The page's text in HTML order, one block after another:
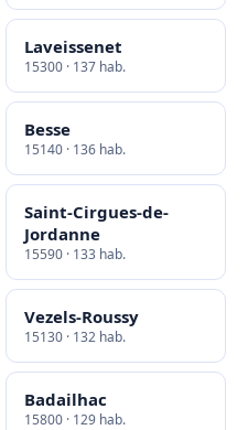
Laveissenet
15300 · 137 hab.
Besse
15140 · 136 hab.
Saint-Cirgues-de-
Jordanne
15590 · 133 hab.
Vezels-Roussy
15130 · 132 hab.
Badailhac
15800 · 129 hab.